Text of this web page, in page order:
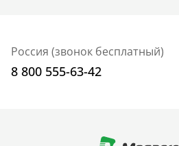
Россия (звонок бесплатный)
8 800 555-63-42
+7 (499) 705-30-10